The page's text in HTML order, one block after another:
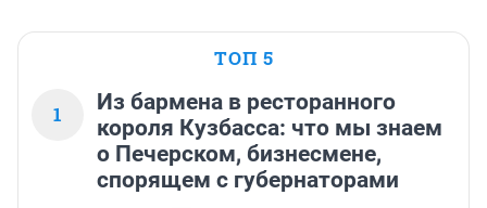
ТОП 5
1
Из бармена в ресторанного
короля Кузбасса: что мы знаем
о Печерском, бизнесмене,
спорящем с губернаторами